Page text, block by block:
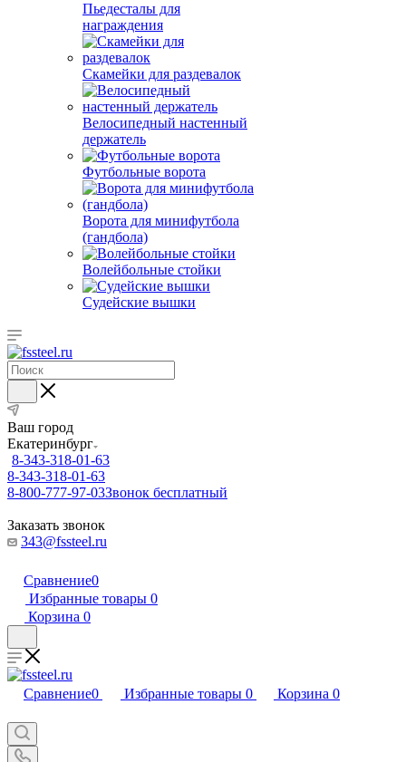
Пьедесталы для
награждения
Скамейки для раздевалок
Велосипедный настенный
держатель
Футбольные ворота
Ворота для минифутбола
(гандбола)
Волейбольные стойки
Судейские вышки
Ваш город
Екатеринбург
8-343-318-01-63
8-343-318-01-63
8-800-777-97-03Звонок бесплатный
Заказать звонок
343@fssteel.ru
Сравнение0
Избранные товары 0
Корзина 0
Сравнение0 Избранные товары 0 Корзина 0